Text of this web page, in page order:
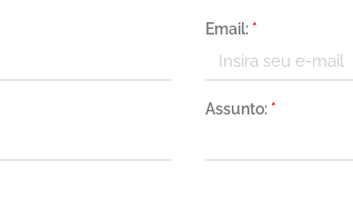
Email: *
Assunto: *